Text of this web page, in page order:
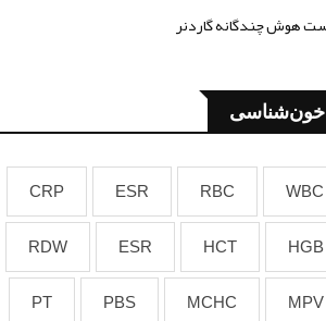
هوش چندگانه گاردنر
خون‌شناسی
WBC
RBC
ESR
CRP
HGB
HCT
ESR
RDW
MPV
MCHC
PBS
PT